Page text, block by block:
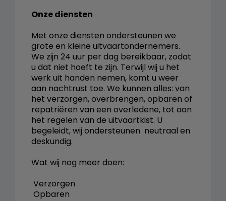
Onze diensten
Met onze diensten ondersteunen we
grote en kleine uitvaartondernemers.
We zijn 24 uur per dag bereikbaar, zodat
u dat niet hoeft te zijn. Terwijl wij u het
werk uit handen nemen, komt u weer
aan nachtrust toe. We kunnen alles: van
het verzorgen, overbrengen, opbaren of
repatriëren van een overledene, tot aan
het regelen van de uitvaartkist. U
begeleidt, wij ondersteunen  neutraal en
deskundig.
Wat wij nog meer doen:
 Verzorgen
 Opbaren